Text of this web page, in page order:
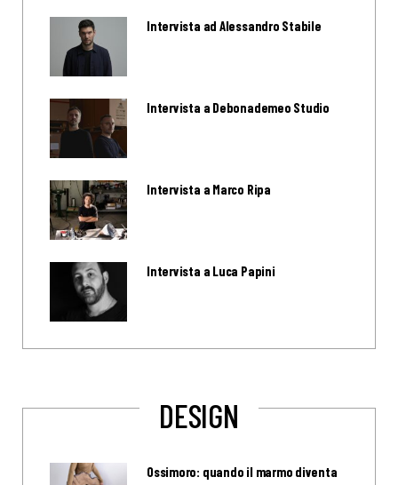
Intervista ad Alessandro Stabile
Intervista a Debonademeo Studio
Intervista a Marco Ripa
Intervista a Luca Papini
DESIGN
Ossimoro: quando il marmo diventa